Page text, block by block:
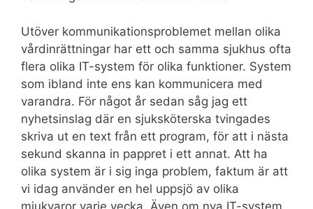
Utöver kommunikationsproblemet mellan olika
vårdinrättningar har ett och samma sjukhus ofta
flera olika IT-system för olika funktioner. System
som ibland inte ens kan kommunicera med
varandra. För något år sedan såg jag ett
nyhetsinslag där en sjuksköterska tvingades
skriva ut en text från ett program, för att i nästa
sekund skanna in pappret i ett annat. Att ha
olika system är i sig inga problem, faktum är att
vi idag använder en hel uppsjö av olika
mjukvaror varje vecka. Även om nya IT-system